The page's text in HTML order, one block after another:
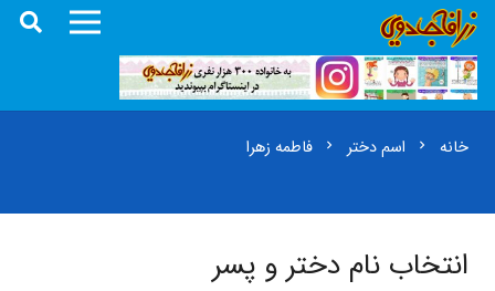
خانه chevron_right اسم دختر chevron_right فاطمه زهرا
انتخاب نام دختر و پسر